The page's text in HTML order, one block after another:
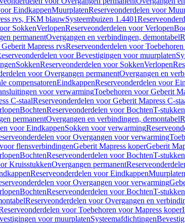
EindkappenMuurplatenReserveonderdelen voor
rvs, FKM blauwSysteembuizen 1.4401
SokkenVerlopenReserveonderdelen voor Verlopen
permanentOvergangen en verbindingen, demontabel
Mapress rvsReserveonderdelen voor
voor Bevestigingen voor muurplaten
SokkenReserveonderdelen voor SokkenVerlopen
voor Overgangen permanentOvergangen en
compensatorenEindkappenReserveonderdelen voor
voor verwarmingToebehoren voor Geberit
C-staalReserveonderdelen voor Geberit Mapress C-
BochtenReserveonderdelen voor BochtenT-stukken
permanentOvergangen en verbindingen, demontabel
voor EindkappenSokken voor verwarming
voor Overgangen voor verwarming
flensverbindingenGeberit Mapress koperGeberit
BochtenReserveonderdelen voor BochtenT-stukken
KruisstukkenOvergangen permanent
Reserveonderdelen voor EindkappenMuurplaten
voor Overgangen voor verwarming
BochtenReserveonderdelen voor BochtenT-stukken
Reserveonderdelen voor Overgangen en
voor Toebehoren voor Mapress koper
voor muurplatenSysteemafdichtingen